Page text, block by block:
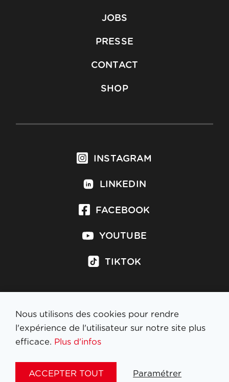
JOBS
PRESSE
CONTACT
SHOP
INSTAGRAM
LINKEDIN
FACEBOOK
YOUTUBE
TIKTOK
S'inscrire à la newsletter
Nous utilisons des cookies pour rendre
l'expérience de l'utilisateur sur notre site plus
efficace. Plus d'infos
ACCEPTER TOUT Paramétrer